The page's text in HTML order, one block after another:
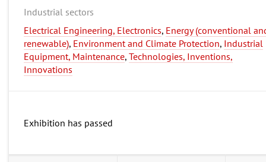
Industrial sectors
Electrical Engineering, Electronics, Energy (conventional
renewable), Environment and Climate Protection, Industrial
Equipment, Maintenance, Technologies, Inventions,
Innovations
Exhibition has passed